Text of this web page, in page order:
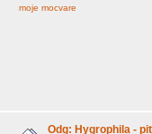
moje mocvare
Odg: Hygrophila -